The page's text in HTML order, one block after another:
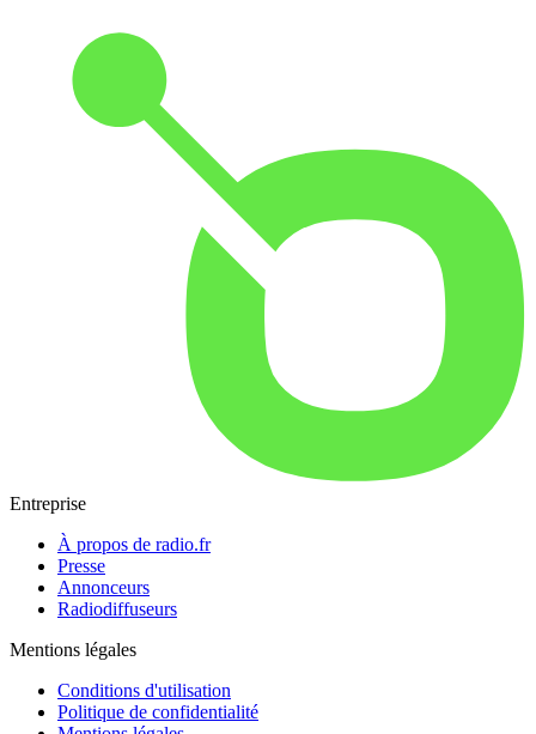
Entreprise
À propos de radio.fr
Presse
Annonceurs
Radiodiffuseurs
Mentions légales
Conditions d'utilisation
Politique de confidentialité